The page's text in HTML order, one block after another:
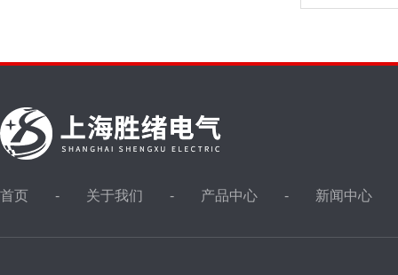
首页 关于我们 产品中心 新闻中心